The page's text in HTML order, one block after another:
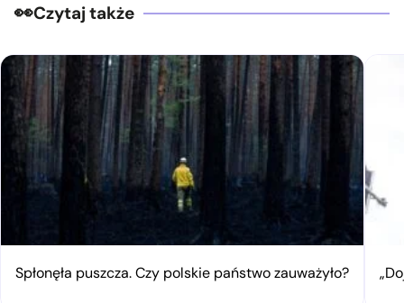
Czytaj także
Spłonęła puszcza. Czy polskie państwo zauważyło?